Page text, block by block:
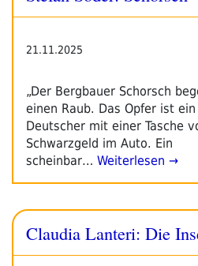
21.11.2025
„Der Bergbauer Schorsch
einen Raub. Das Opfer ist ein
Deutscher mit einer Tasche
Schwarzgeld im Auto. Ein
scheinbar… Weiterlesen →
Claudia Lanteri: Die